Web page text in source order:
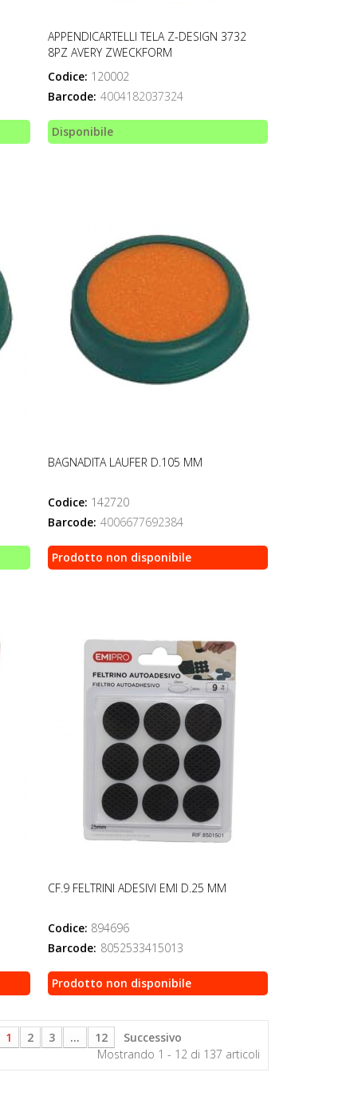
APPENDICARTELLI TELA Z-DESIGN 3732
8PZ AVERY ZWECKFORM
Codice: 120002
Barcode: 4004182037324
Disponibile
BAGNADITA LAUFER D.105 MM
Codice: 142720
Barcode: 4006677692384
Prodotto non disponibile
CF.9 FELTRINI ADESIVI EMI D.25 MM
Codice: 894696
Barcode: 8052533415013
Prodotto non disponibile
1 2 3 ... 12
Successivo
Mostrando 1 - 12 di 137 articoli